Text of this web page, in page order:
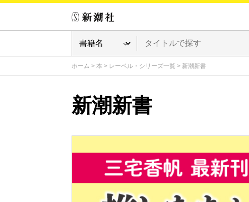
ホーム > 本 > レーベル・シリーズ一覧 > 新潮新書
新潮新書